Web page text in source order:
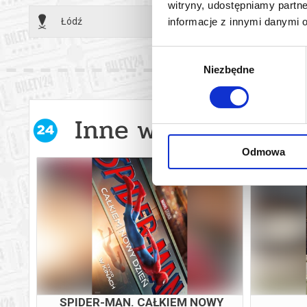
witryny, udostępniamy
informacje z innymi danymi
Niezbędne
Odmowa
charakteru
głosy,
W okresie
ożywczym.
fotografii
Pierwszą
W
jazzowym
Juaną
Łódź
Inne wydarzenia
PROWADŹ SWÓJ PŁUG PRZEZ